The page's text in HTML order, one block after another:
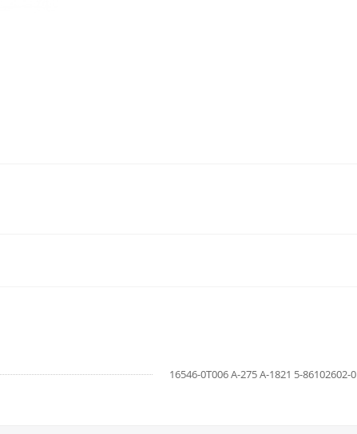
16546-0T006 A-275 A-1821 5-86102602-0